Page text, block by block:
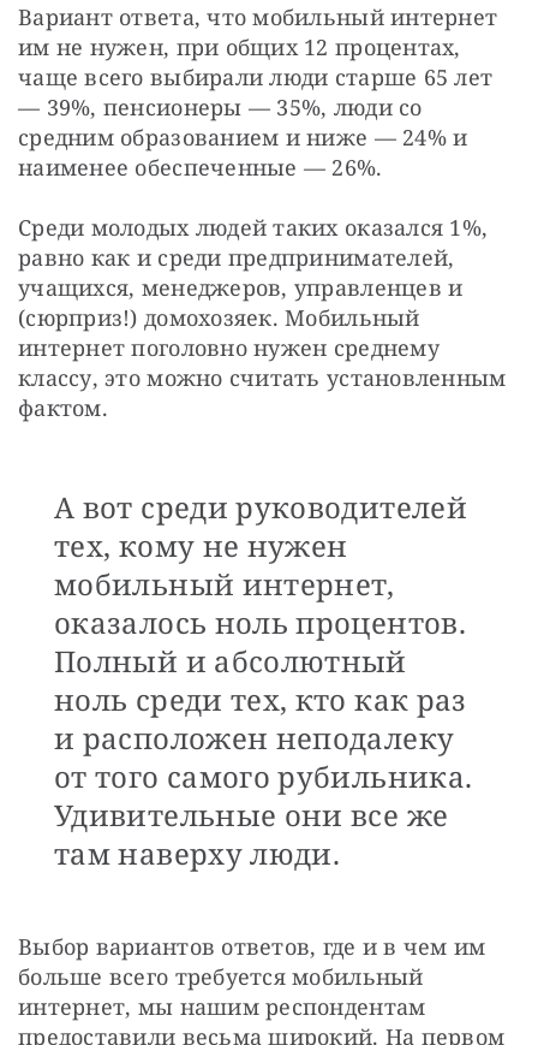
Вариант ответа, что мобильный интернет
им не нужен, при общих 12 процентах,
чаще всего выбирали люди старше 65 лет
— 39%, пенсионеры — 35%, люди со
средним образованием и ниже — 24% и
наименее обеспеченные — 26%.
Среди молодых людей таких оказался 1%,
равно как и среди предпринимателей,
учащихся, менеджеров, управленцев и
(сюрприз!) домохозяек. Мобильный
интернет поголовно нужен среднему
классу, это можно считать установленным
фактом.
А вот среди руководителей
тех, кому не нужен
мобильный интернет,
оказалось ноль процентов.
Полный и абсолютный
ноль среди тех, кто как раз
и расположен неподалеку
от того самого рубильника.
Удивительные они все же
там наверху люди.
Выбор вариантов ответов, где и в чем им
больше всего требуется мобильный
интернет, мы нашим респондентам
предоставили весьма широкий. На первом